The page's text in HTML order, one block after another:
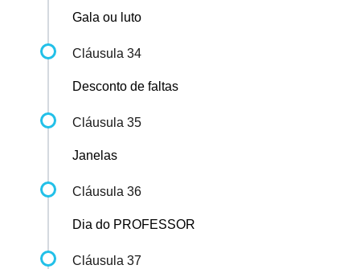
Gala ou luto
Cláusula 34
Desconto de faltas
Cláusula 35
Janelas
Cláusula 36
Dia do PROFESSOR
Cláusula 37